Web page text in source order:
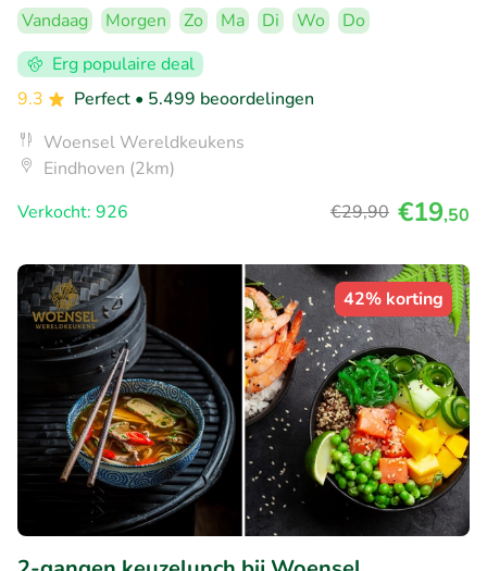
Vandaag Morgen Zo Ma Di Wo
Do
Erg populaire deal
9.3
Perfect • 5.499 beoordelingen
Woensel Wereldkeukens
Eindhoven (2km)
Verkocht: 926
€29,90 €19,50
42% korting